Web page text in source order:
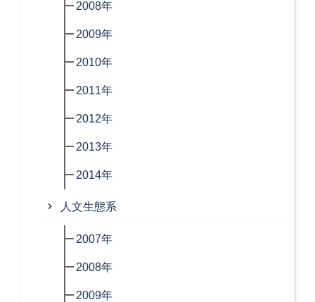
2008年
2009年
2010年
2011年
2012年
2013年
2014年
人文生態系
2007年
2008年
2009年